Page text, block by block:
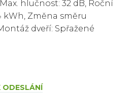
ODESLÁNÍ
hlučnost: 32 dB, Roční
kWh, Změna směru
dveří: Spřažené